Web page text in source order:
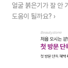
얼굴 붉은기가 잘 안
도움이 될까요? ›